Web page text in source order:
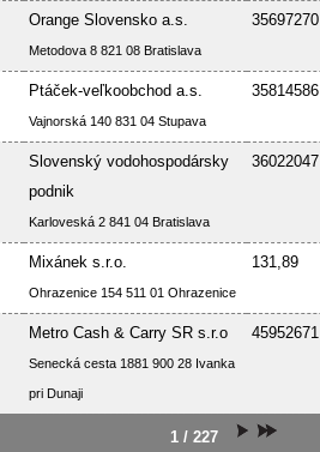
Orange Slovensko a.s.
Metodova 8 821 08 Bratislava
35697270
Ptáček-veľkoobchod a.s.
Vajnorská 140 831 04 Stupava
35814586
Slovenský vodohospodársky
podnik
Karloveská 2 841 04 Bratislava
36022047
Mixánek s.r.o.
Ohrazenice 154 511 01 Ohrazenice
131,89
Metro Cash & Carry SR s.r.o
Senecká cesta 1881 900 28 Ivanka
pri Dunaji
45952671
1 / 227